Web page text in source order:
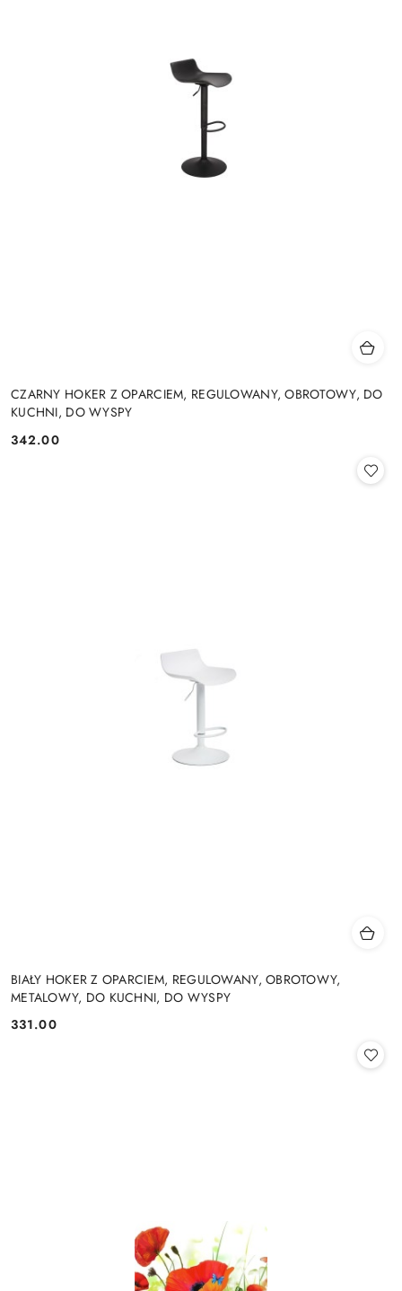
CZARNY HOKER Z OPARCIEM, REGULOWANY, OBROTOWY, DO
KUCHNI, DO WYSPY
Cena:
342.00
BIAŁY HOKER Z OPARCIEM, REGULOWANY, OBROTOWY,
METALOWY, DO KUCHNI, DO WYSPY
Cena:
331.00